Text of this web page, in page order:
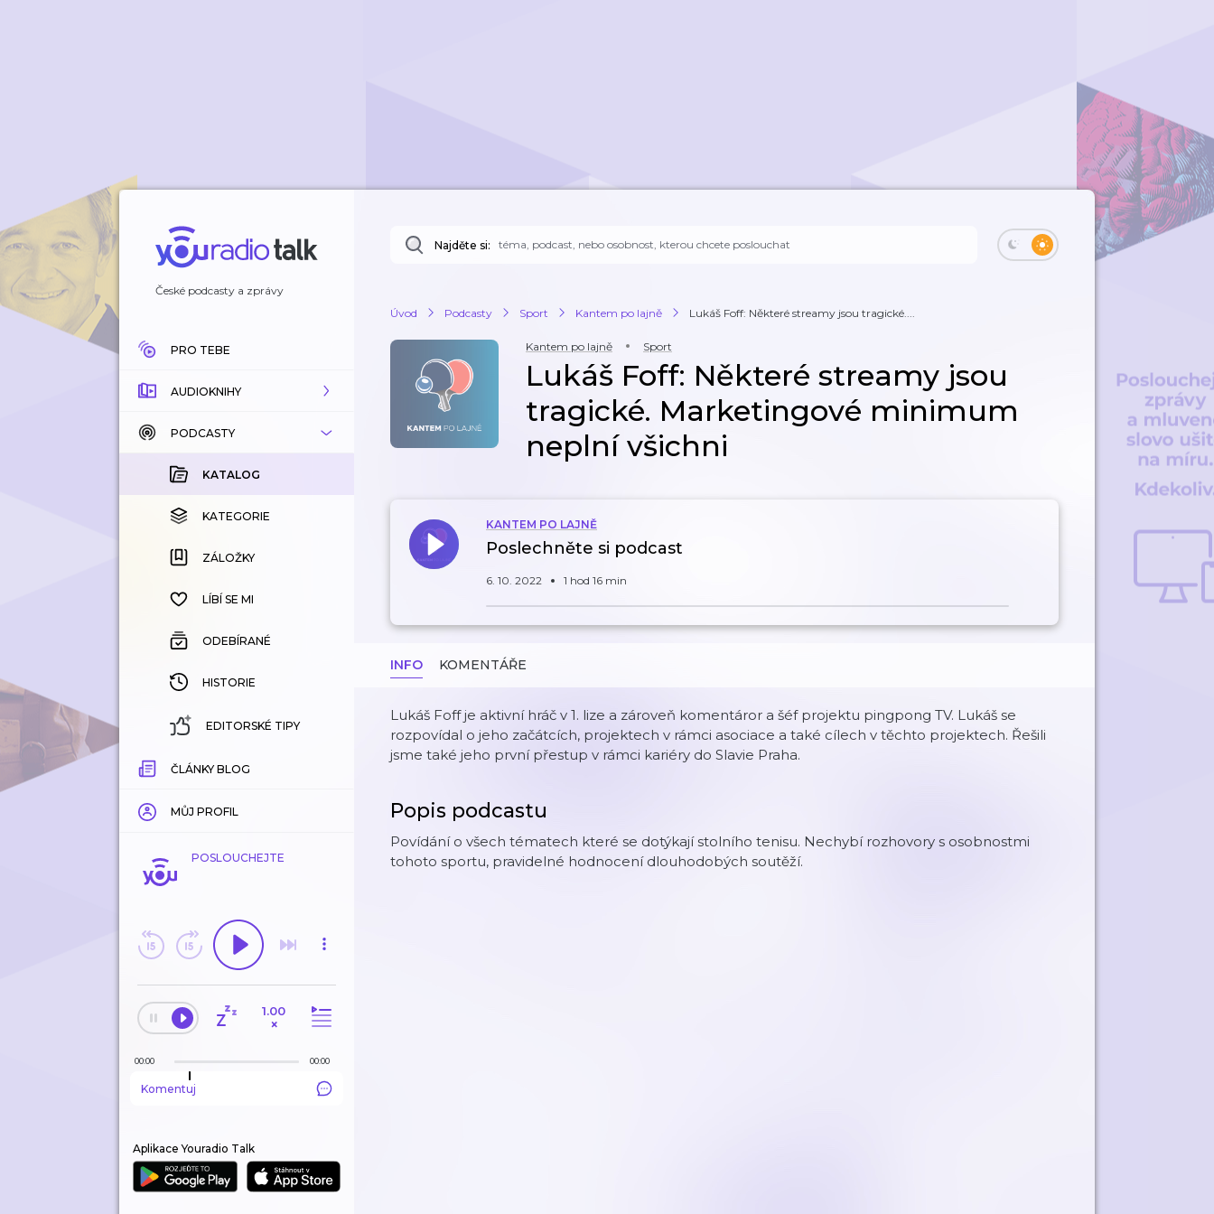
České podcasty a zprávy
PRO TEBE
AUDIOKNIHY
KATALOG
KOUPENÉ
KATEGORIE
ZÁLOŽKY
HISTORIE
PODCASTY
KATALOG
KATEGORIE
ZÁLOŽKY
LÍBÍ SE MI
ODEBÍRANÉ
HISTORIE
EDITORSKÉ TIPY
ČLÁNKY BLOG
MŮJ PROFIL
POSLOUCHEJTE
1.00
×
00:00 00:00
Komentuj
Aplikace Youradio Talk
Najděte si:
Úvod Podcasty Sport Kantem po lajně Lukáš Foff: Některé streamy jsou tragické....
Kantem po lajně Sport
Lukáš Foff: Některé streamy jsou
tragické. Marketingové minimum
neplní všichni
KANTEM PO LAJNĚ
Poslechněte si podcast
6. 10. 2022 1 hod 16 min
INFO KOMENTÁŘE
Lukáš Foff je aktivní hráč v 1. lize a zároveň komentáror a šéf projektu pingpong TV. Lukáš se
rozpovídal o jeho začátcích, projektech v rámci asociace a také cílech v těchto projektech. Řešili
jsme také jeho první přestup v rámci kariéry do Slavie Praha.
Popis podcastu
Povídání o všech tématech které se dotýkají stolního tenisu. Nechybí rozhovory s osobnostmi
tohoto sportu, pravidelné hodnocení dlouhodobých soutěží.